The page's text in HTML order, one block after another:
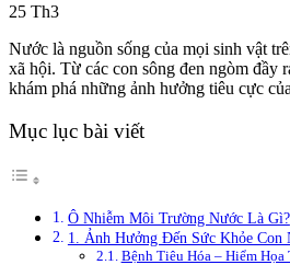
25 Th3
Nước là nguồn sống của mọi sinh vật
xã hội. Từ các con sông đen ngòm đầy
khám phá những ảnh hưởng tiêu cực
Mục lục bài viết
Ô Nhiễm Môi Trường Nước Là Gì?
1. Ảnh Hưởng Đến Sức Khỏe
Bệnh Tiêu Hóa – Hiểm Họa